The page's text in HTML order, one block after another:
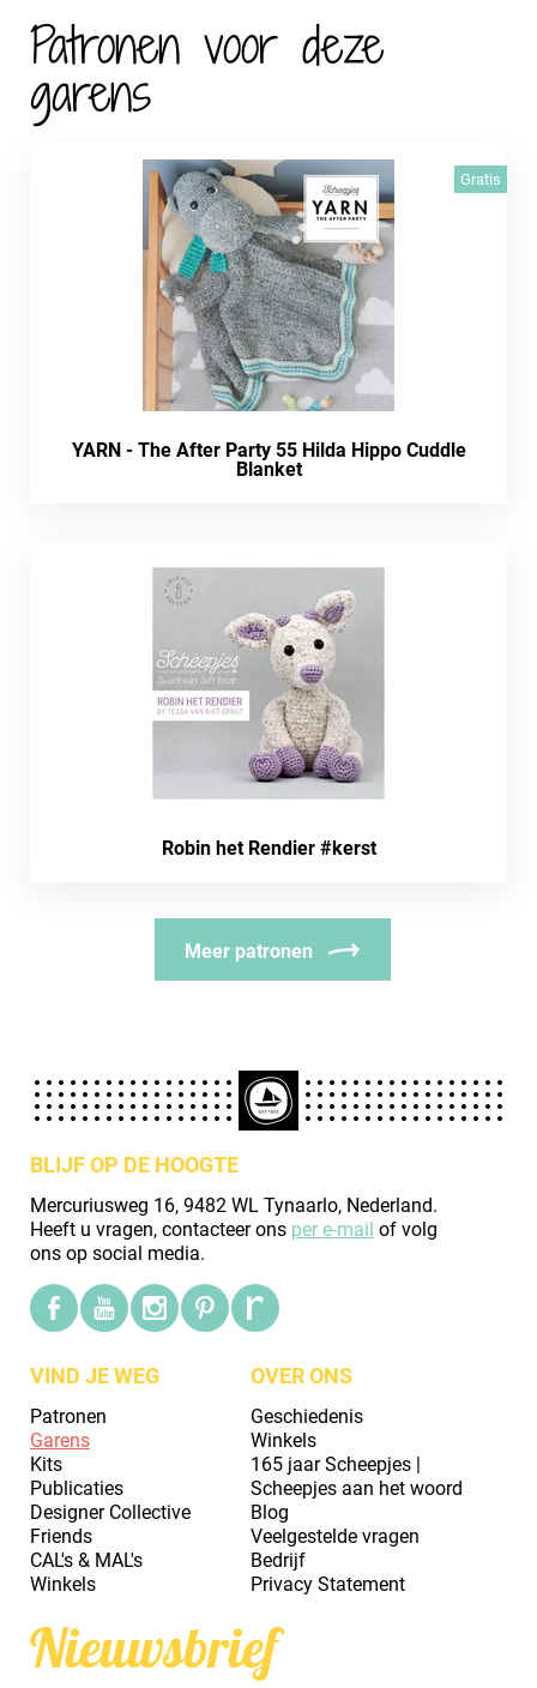
Patronen voor deze
garens
Gratis
YARN - The After Party 55 Hilda Hippo Cuddle
Blanket
Robin het Rendier #kerst
Meer patronen
BLIJF OP DE HOOGTE
Mercuriusweg 16, 9482 WL Tynaarlo, Nederland.
Heeft u vragen, contacteer ons per e-mail of volg
ons op social media.
VIND JE WEG
Patronen
Garens
Kits
Publicaties
Designer Collective
Friends
CAL's & MAL's
Winkels
OVER ONS
Geschiedenis
Winkels
165 jaar Scheepjes |
Scheepjes aan het woord
Blog
Veelgestelde vragen
Bedrijf
Privacy Statement
Nieuwsbrief